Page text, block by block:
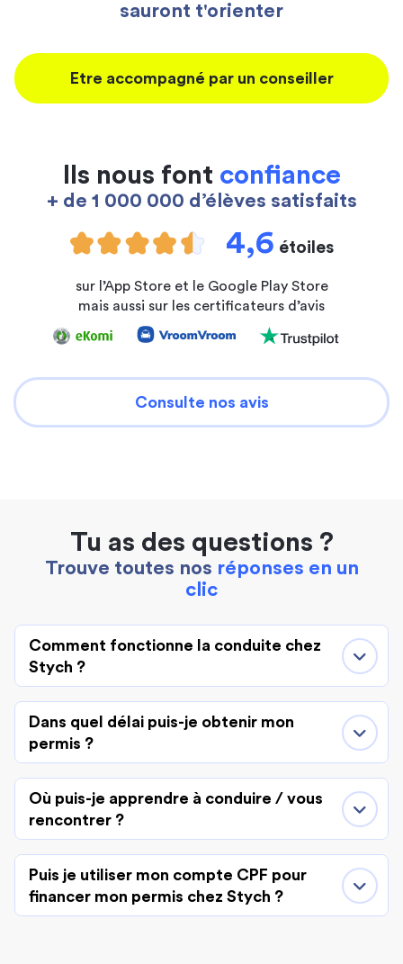
sauront t'orienter
Etre accompagné par un conseiller
Ils nous font confiance
+ de 1 000 000 d’élèves satisfaits
4,6 étoiles
sur l’App Store et le Google Play Store
mais aussi sur les certificateurs d’avis
Consulte nos avis
Tu as des questions ?
Trouve toutes nos réponses en un
clic
Comment fonctionne la conduite chez
Stych ?
Dans quel délai puis-je obtenir mon
permis ?
Où puis-je apprendre à conduire / vous
rencontrer ?
Puis je utiliser mon compte CPF pour
financer mon permis chez Stych ?